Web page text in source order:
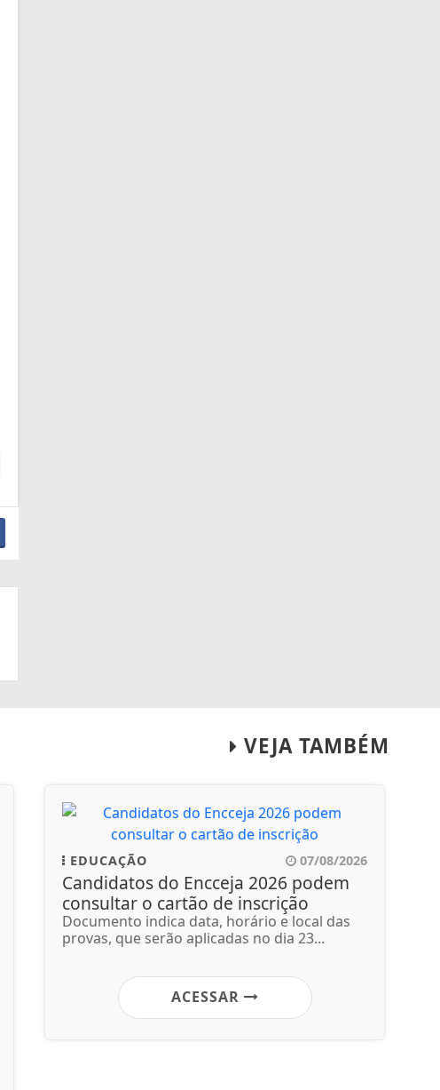
VEJA TAMBÉM
EDUCAÇÃO 07/08/2026
Candidatos do Encceja 2026 podem
consultar o cartão de inscrição
Documento indica data, horário e local das
provas, que serão aplicadas no dia 23...
ACESSAR